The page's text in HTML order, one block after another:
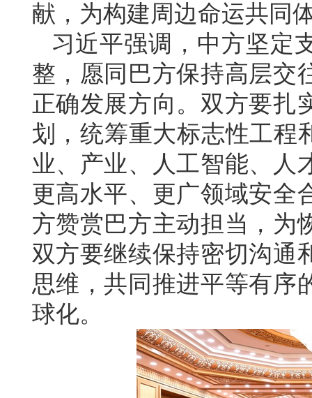
献，为构建周边命运共同
习近平强调，中方坚定
整，愿同巴方保持高层交
正确发展方向。双方要扎
划，统筹重大标志性工程
业、产业、人工智能、人
更高水平、更广领域安全
方赞赏巴方主动担当，为
双方要继续保持密切沟通
思维，共同推进平等有序
球化。